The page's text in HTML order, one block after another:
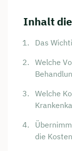
Inhalt
Das
Welche
Welche
die